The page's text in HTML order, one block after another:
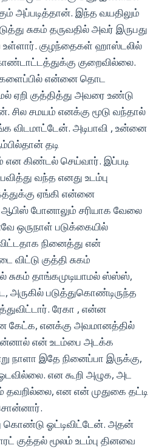
அப்படித்தான். இந்த வயதிலும்
சுகம் தருவதில் அவர் இருபது
குழந்தைகள் ஹாஸ்டலில்
குறைவில்லை.
களைப்பில் என்னை தொட
ஏறி குத்தித்து அவரை உண்டு
சில சமயம் எனக்கு மூடு வந்தால்
விடமாட்டேன். அடிபாவி , உன்னை
தடி
கிண்டல் செய்வார். இப்படி
வந்த எனது உடம்பு
ஏங்கி என்னை
போனாலும் சரியாக வேலை
ஒருநாள் படுக்கையில்
நினைத்து என்
விட்டு குத்தி சுகம்
சுகம் தாங்கமுடியாமல் ஸ்ஸ்ஸ்,
அருகில் படுத்துகொண்டிருந்த
ரேகா , என்ன
கேட்க, எனக்கு அவமானத்தில்
என் உடம்பை அடக்க
நாளா இதே நினைப்பா இருக்கு,
என கூறி அழுக, அட
தவறில்லை, என என் முதுகை தட்டி
கொண்டு ஓட்டிவிட்டேன். அதன்
குத்தல் மூலம் உடம்பு தினவை